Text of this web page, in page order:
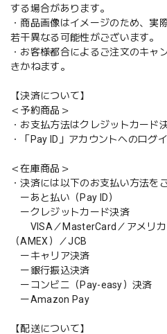
する場合があります。
・商品画像はイメージのため、実
若干異なる可能性がございます。
・お客様都合によるご注文のキャ
きかねます。
【決済について】
＜予約商品＞
・お支払方法はクレジットカード
・「Pay ID」アカウントへのログ
＜在庫商品＞
・決済には以下のお支払い方法を
ーあと払い（Pay ID）
ークレジットカード決済
VISA／MasterCard／アメリカ
（AMEX）／JCB
ーキャリア決済
ー銀行振込決済
ーコンビニ（Pay-easy）決済
ーAmazon Pay
【配送について】